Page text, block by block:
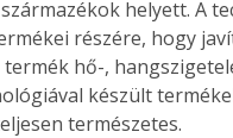
helyett. A
részére, hogy
hő-,
készült
természetes.